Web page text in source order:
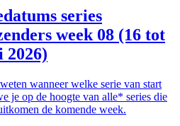
series
week 08 (16 tot
2026)
wanneer welke serie van start
je op de hoogte van alle* series die
de komende week.